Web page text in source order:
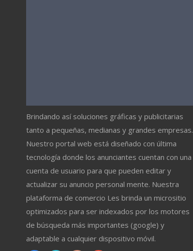
Brindando así soluciones gráficas y publicitarias
tanto a pequeñas, medianas y grandes empresas.
Nuestro portal web está diseñado con última
tecnología donde los anunciantes cuentan con una
cuenta de usuario para que pueden editar y
actualizar su anuncio personal mente. Nuestra
plataforma de comercio Les brinda un micrositio
optimizados para ser indexados por los motores
de búsqueda más importantes (google) y
adaptable a cualquier dispositivo móvil.